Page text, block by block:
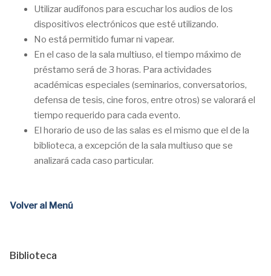
Utilizar audífonos para escuchar los audios de los
dispositivos electrónicos que esté utilizando.
No está permitido fumar ni vapear.
En el caso de la sala multiuso, el tiempo máximo de
préstamo será de 3 horas. Para actividades
académicas especiales (seminarios, conversatorios,
defensa de tesis, cine foros, entre otros) se valorará el
tiempo requerido para cada evento.
El horario de uso de las salas es el mismo que el de la
biblioteca, a excepción de la sala multiuso que se
analizará cada caso particular.
Volver al Menú
Biblioteca